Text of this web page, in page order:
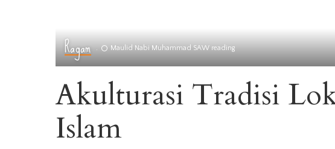
Ragam Maulid Nabi Muhammad SAW reading
Akulturasi Tradisi
Islam